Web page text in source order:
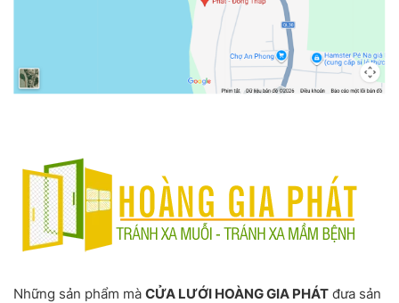
Những sản phẩm mà CỬA LƯỚI HOÀNG GIA PHÁT đưa sản